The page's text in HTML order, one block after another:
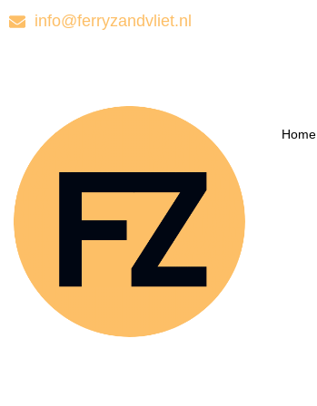
info@ferryzandvliet.nl
Home